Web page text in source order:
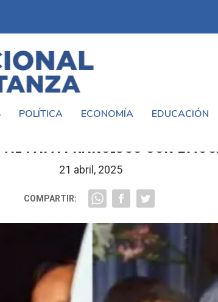
POLÍTICA ECONOMÍA EDUCACIÓN
AL PAPA FRANCISCO CON
21 abril, 2025
COMPARTIR: